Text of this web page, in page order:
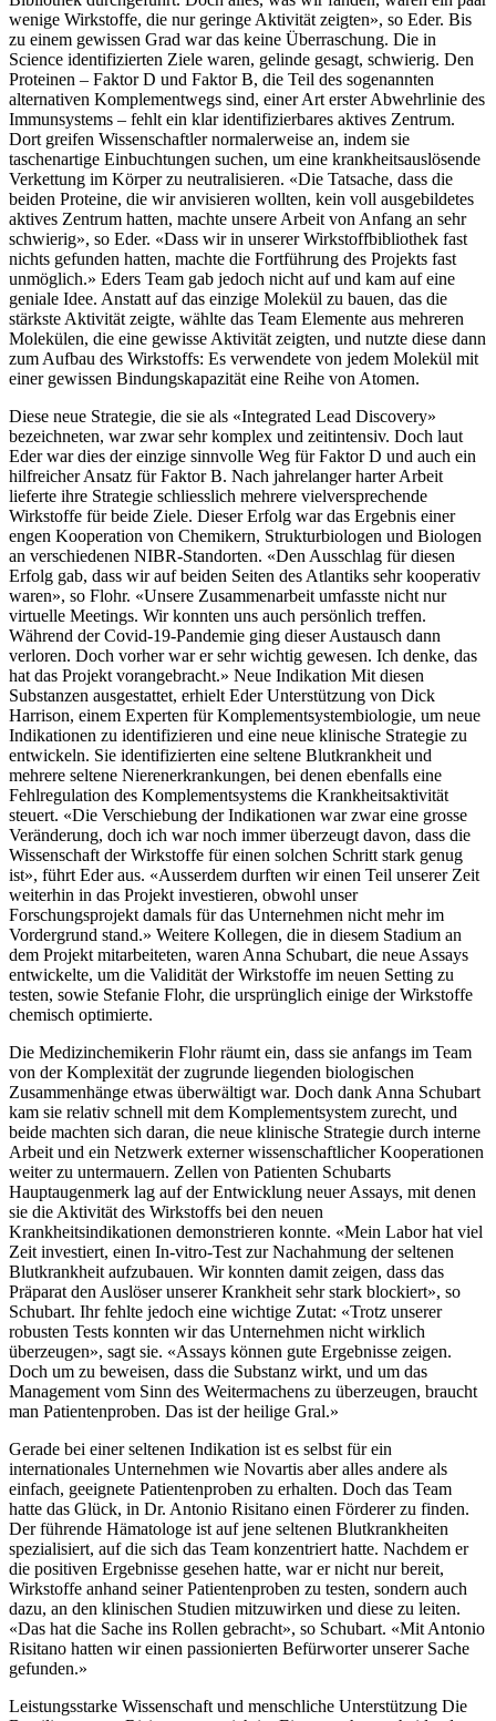
wenige Wirkstoffe, die nur geringe Aktivität zeigten», so Eder. Bis
zu einem gewissen Grad war das keine Überraschung. Die in
Science identifizierten Ziele waren, gelinde gesagt, schwierig. Den
Proteinen – Faktor D und Faktor B, die Teil des sogenannten
alternativen Komplementwegs sind, einer Art erster Abwehrlinie des
Immunsystems – fehlt ein klar identifizierbares aktives Zentrum.
Dort greifen Wissenschaftler normalerweise an, indem sie
taschenartige Einbuchtungen suchen, um eine krankheitsaus­lösende
Verkettung im Körper zu neutralisieren. «Die Tatsache, dass die
beiden Proteine, die wir anvisieren wollten, kein voll ausgebildetes
aktives Zentrum hatten, machte unsere Arbeit von Anfang an sehr
schwierig», so Eder. «Dass wir in unserer Wirkstoffbibliothek fast
nichts gefunden hatten, machte die Fortführung des Projekts fast
unmöglich.» Eders Team gab jedoch nicht auf und kam auf eine
geniale Idee. Anstatt auf das einzige Molekül zu bauen, das die
stärkste Aktivität zeigte, wählte das Team Elemente aus mehreren
Molekülen, die eine gewisse Aktivität zeigten, und nutzte diese dann
zum Aufbau des Wirkstoffs: Es verwendete von jedem Molekül mit
einer gewissen Bindungskapazität eine Reihe von Atomen.
Diese neue Strategie, die sie als «Integrated Lead Discovery»
bezeichneten, war zwar sehr komplex und zeitintensiv. Doch laut
Eder war dies der einzige sinnvolle Weg für Faktor D und auch ein
hilfreicher Ansatz für Faktor B. Nach jahrelanger harter Arbeit
lieferte ihre Strategie schliesslich mehrere vielversprechende
Wirkstoffe für beide Ziele. Dieser Erfolg war das Ergebnis einer
engen Kooperation von Chemikern, Strukturbiologen und Biologen
an verschiedenen NIBR-Standorten. «Den Ausschlag für diesen
Erfolg gab, dass wir auf beiden Seiten des Atlantiks sehr kooperativ
waren», so Flohr. «Unsere Zusammenarbeit umfasste nicht nur
virtuelle Meetings. Wir konnten uns auch persönlich treffen.
Während der Covid-19-Pandemie ging dieser Austausch dann
verloren. Doch vorher war er sehr wichtig gewesen. Ich denke, das
hat das Projekt vorangebracht.» Neue Indikation Mit diesen
Substanzen ausgestattet, erhielt Eder Unterstützung von Dick
Harrison, einem Experten für Komplementsystembiologie, um neue
Indikationen zu identifizieren und eine neue klinische Strategie zu
entwickeln. Sie identifizierten eine seltene Blutkrankheit und
mehrere seltene Nierenerkrankungen, bei denen ebenfalls eine
Fehlregulation des Komplementsystems die Krankheitsaktivität
steuert. «Die Verschiebung der Indikationen war zwar eine grosse
Veränderung, doch ich war noch immer überzeugt davon, dass die
Wissenschaft der Wirkstoffe für einen solchen Schritt stark genug
ist», führt Eder aus. «Ausserdem durften wir einen Teil unserer Zeit
weiterhin in das Projekt investieren, obwohl unser
Forschungsprojekt damals für das Unternehmen nicht mehr im
Vordergrund stand.» Weitere Kollegen, die in diesem Stadium an
dem Projekt mitarbeiteten, waren Anna Schubart, die neue Assays
entwickelte, um die Validität der Wirkstoffe im neuen Setting zu
testen, sowie Stefanie Flohr, die ursprünglich einige der Wirkstoffe
chemisch optimierte.
Die Medizinchemikerin Flohr räumt ein, dass sie anfangs im Team
von der Komplexität der zugrunde liegenden biologischen
Zusammenhänge etwas überwältigt war. Doch dank Anna Schubart
kam sie relativ schnell mit dem Komplementsystem zurecht, und
beide machten sich daran, die neue klinische Strategie durch interne
Arbeit und ein Netzwerk externer wissenschaftlicher Kooperationen
weiter zu untermauern. Zellen von Patienten Schubarts
Hauptaugenmerk lag auf der Entwicklung neuer Assays, mit denen
sie die Aktivität des Wirkstoffs bei den neuen
Krankheitsindikationen demonstrieren konnte. «Mein Labor hat viel
Zeit investiert, einen In-vitro-Test zur Nachahmung der seltenen
Blutkrankheit aufzubauen. Wir konnten damit zeigen, dass das
Präparat den Auslöser unserer Krankheit sehr stark blockiert», so
Schubart. Ihr fehlte jedoch eine wichtige Zutat: «Trotz unserer
robusten Tests konnten wir das Unternehmen nicht wirklich
überzeugen», sagt sie. «Assays können gute Ergebnisse zeigen.
Doch um zu beweisen, dass die Substanz wirkt, und um das
Management vom Sinn des Weitermachens zu überzeugen, braucht
man Patientenproben. Das ist der heilige Gral.»
Gerade bei einer seltenen Indikation ist es selbst für ein
internationales Unternehmen wie Novartis aber alles andere als
einfach, geeignete Patientenproben zu erhalten. Doch das Team
hatte das Glück, in Dr. Antonio Risitano einen Förderer zu finden.
Der führende Hämatologe ist auf jene seltenen Blutkrankheiten
spezialisiert, auf die sich das Team konzentriert hatte. Nachdem er
die positiven Ergebnisse gesehen hatte, war er nicht nur bereit,
Wirkstoffe anhand seiner Patientenproben zu testen, sondern auch
dazu, an den klinischen Studien mitzuwirken und diese zu leiten.
«Das hat die Sache ins Rollen gebracht», so Schubart. «Mit Antonio
Risitano hatten wir einen passionierten Befürworter unserer Sache
gefunden.»
Leistungsstarke Wissenschaft und menschliche Unterstützung Die